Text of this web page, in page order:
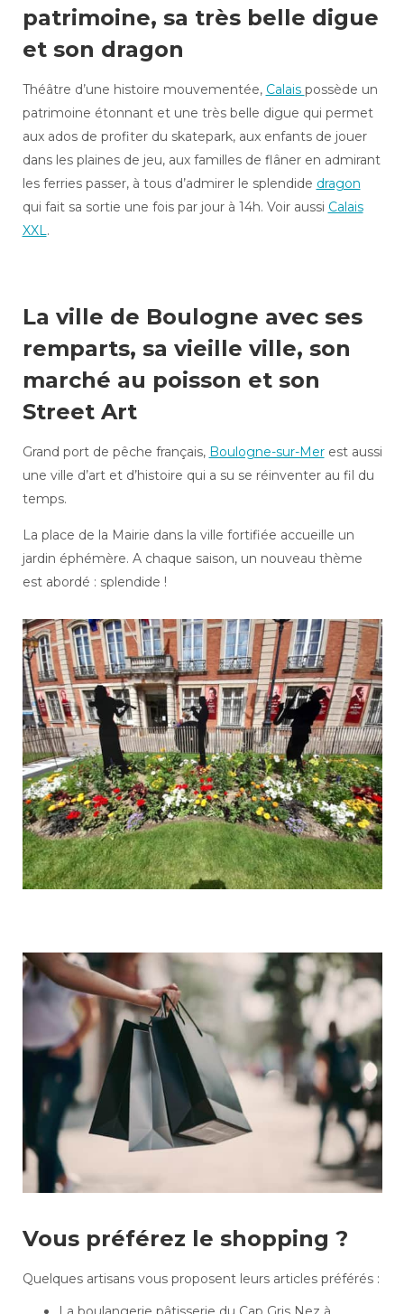
patrimoine, sa très belle digue
et son dragon
Théâtre d’une histoire mouvementée, Calais possède un
patrimoine étonnant et une très belle digue qui permet
aux ados de profiter du skatepark, aux enfants de jouer
dans les plaines de jeu, aux familles de flâner en admirant
les ferries passer, à tous d’admirer le splendide dragon
qui fait sa sortie une fois par jour à 14h. Voir aussi Calais
XXL.
La ville de Boulogne avec ses
remparts, sa vieille ville, son
marché au poisson et son
Street Art
Grand port de pêche français, Boulogne-sur-Merest aussi
une ville d’art et d’histoire qui a su se réinventer au fil du
temps.
La place de la Mairie dans la ville fortifiée accueille un
jardin éphémère. A chaque saison, un nouveau thème
est abordé : splendide !
Vous préférez le shopping ?
Quelques artisans vous proposent leurs articles préférés :